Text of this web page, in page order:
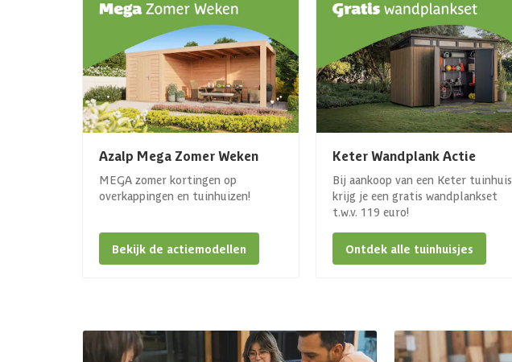
Azalp Mega Zomer Weken
MEGA zomer kortingen op
overkappingen en tuinhuizen!
Bekijk de actiemodellen
Keter Wandplank Actie
Bij aankoop van een Keter tuinhuis
krijg je een gratis wandplankset
t.w.v. 119 euro!
Ontdek alle tuinhuisjes